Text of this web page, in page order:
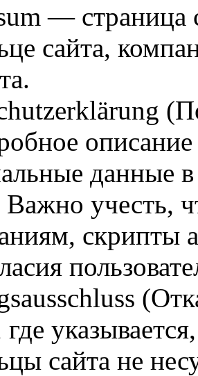
—
сайта,
описание
данные
учесть,
скрипты
где
сайта не